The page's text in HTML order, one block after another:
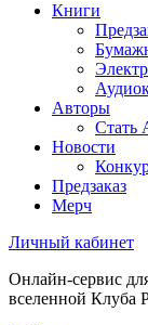
Книги
Авторы
Стать
Новости
Предзаказ
Мерч
Личный кабинет
Онлайн-сервис
вселенной Клуба